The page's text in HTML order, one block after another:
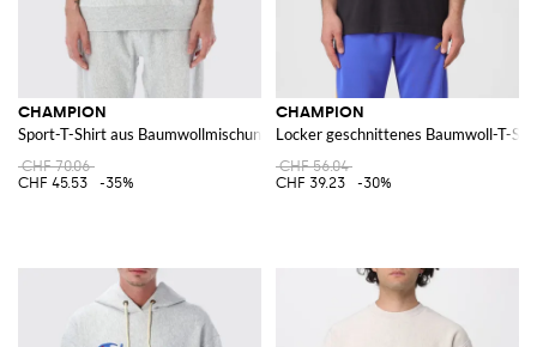
CHAMPION
Sport-T-Shirt aus Baumwollmischung mit Rundhalsausschnitt und
CHF 70.06
CHF 45.53
-35%
CHAMPION
Locker geschnittenes Baumwoll-T-
CHF 56.04
CHF 39.23
-30%